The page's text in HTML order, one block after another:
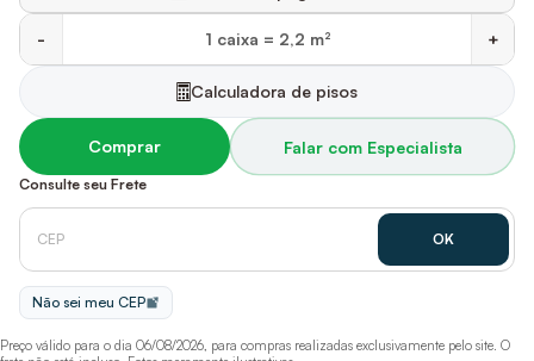
- +
Calculadora de pisos
Comprar Falar com Especialista
Consulte seu Frete
Não sei meu CEP
Preço válido para o dia 06/08/2026, para compras realizadas exclusivamente pelo site. O